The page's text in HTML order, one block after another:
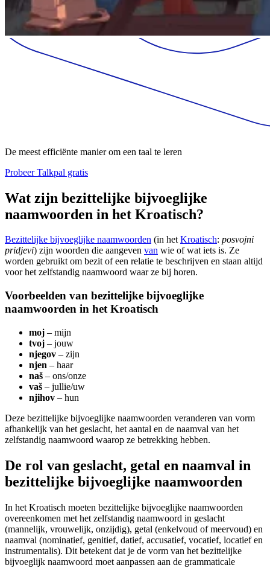
De meest efficiënte manier om een taal te leren
Probeer Talkpal gratis
Wat zijn bezittelijke bijvoeglijke
naamwoorden in het Kroatisch?
Bezittelijke bijvoeglijke naamwoorden (in hetKroatisch: posvojni
pridjevi) zijn woorden die aangeven van wie of wat iets is. Ze
worden gebruikt om bezit of een relatie te beschrijven en staan altijd
voor het zelfstandig naamwoord waar ze bij horen.
Voorbeelden van bezittelijke bijvoeglijke
naamwoorden in het Kroatisch
moj – mijn
tvoj – jouw
njegov – zijn
njen – haar
naš – ons/onze
vaš – jullie/uw
njihov – hun
Deze bezittelijke bijvoeglijke naamwoorden veranderen van vorm
afhankelijk van het geslacht, het aantal en de naamval van het
zelfstandig naamwoord waarop ze betrekking hebben.
De rol van geslacht, getal en naamval in
bezittelijke bijvoeglijke naamwoorden
In het Kroatisch moeten bezittelijke bijvoeglijke naamwoorden
overeenkomen met het zelfstandig naamwoord in geslacht
(mannelijk, vrouwelijk, onzijdig), getal (enkelvoud of meervoud) en
naamval (nominatief, genitief, datief, accusatief, vocatief, locatief en
instrumentalis). Dit betekent dat je de vorm van het bezittelijke
bijvoeglijk naamwoord moet aanpassen aan de grammaticale